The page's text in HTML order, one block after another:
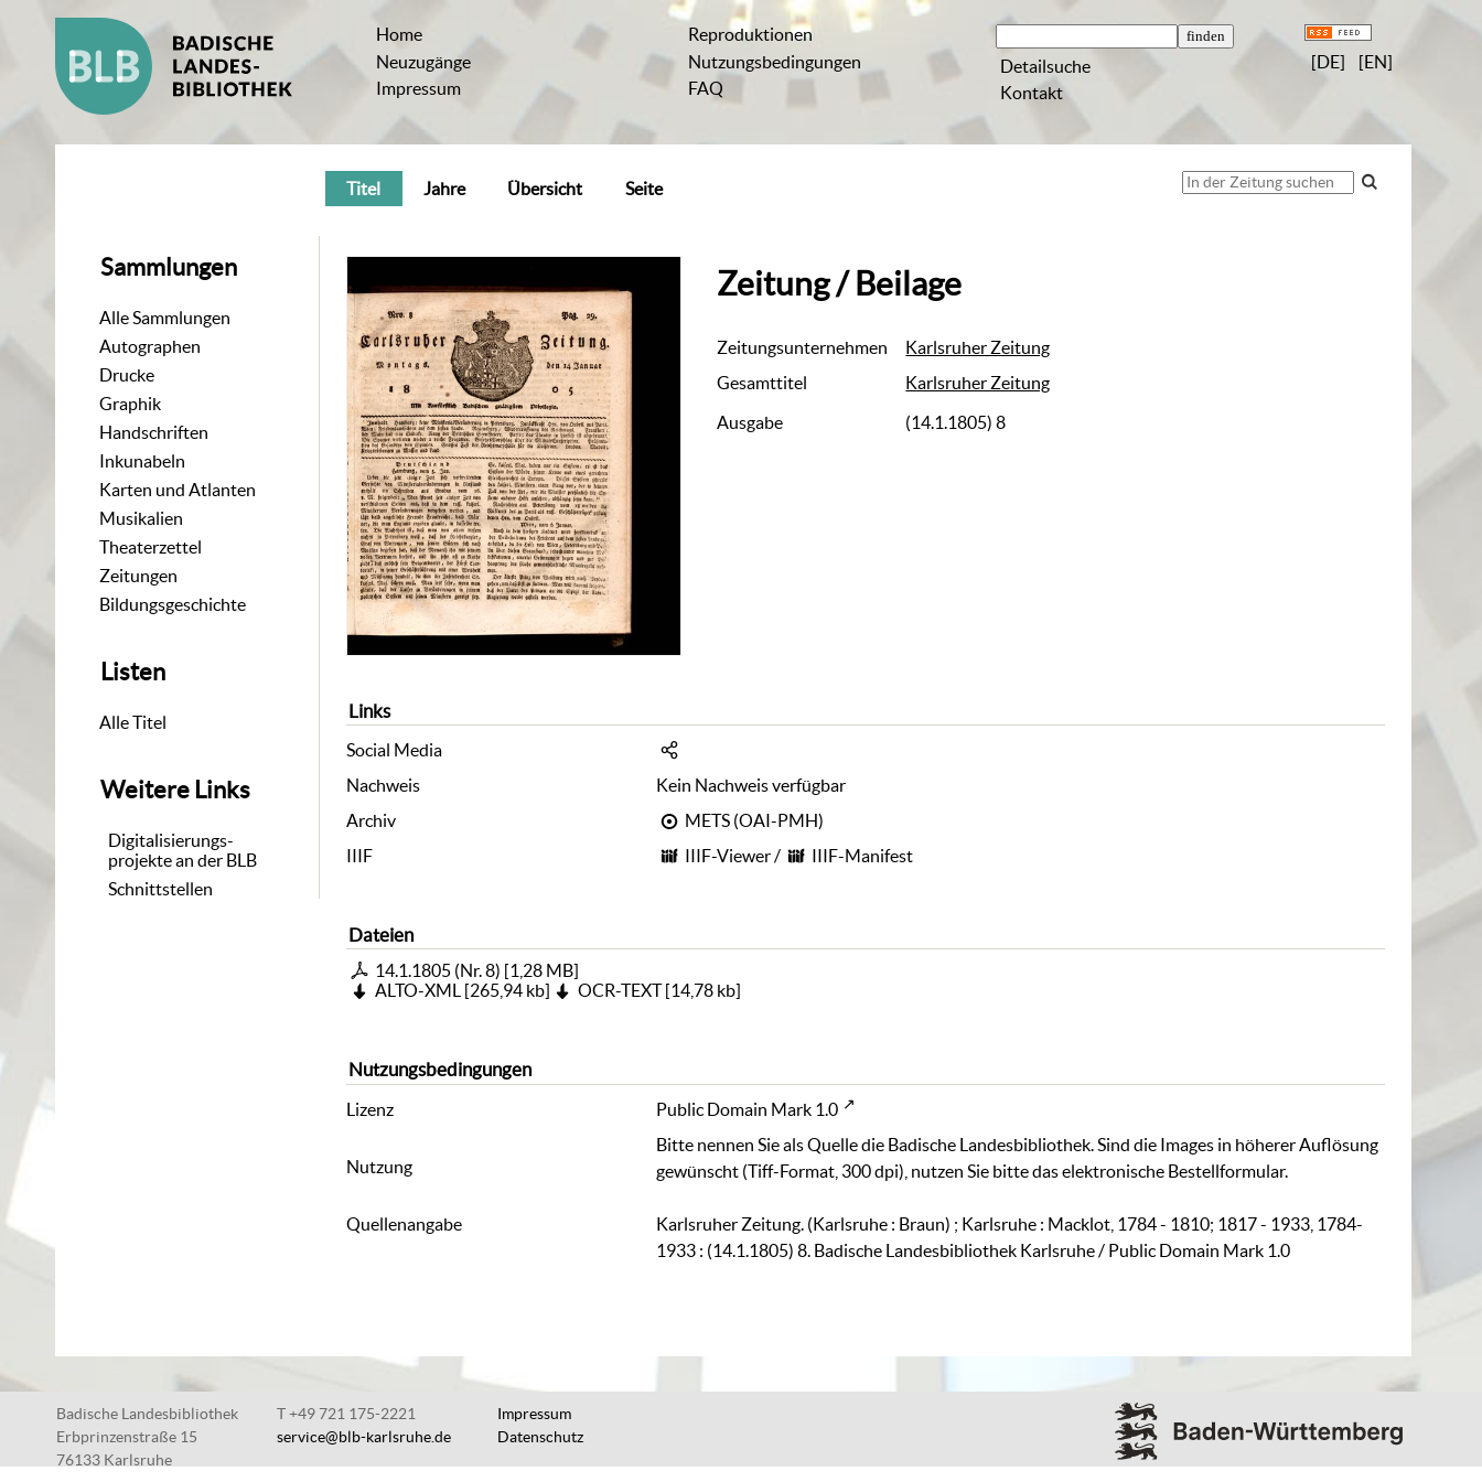
Home
Neuzugänge
Impressum
Reproduktionen
Nutzungsbedingungen
FAQ
Detailsuche
Kontakt
[DE] [EN]
Sammlungen
Alle Sammlungen
Autographen
Drucke
Graphik
Handschriften
Inkunabeln
Karten und Atlanten
Musikalien
Theaterzettel
Zeitungen
Bildungsgeschichte
Listen
Alle Titel
Weitere Links
Digitalisierungs-
projekte an der BLB
Schnittstellen
Titel Jahre Übersicht Seite
Zeitung / Beilage
Zeitungsunternehmen
Karlsruher Zeitung
Gesamttitel
Karlsruher Zeitung
Ausgabe
(14.1.1805) 8
Links
Social Media
Nachweis
Kein Nachweis verfügbar
Archiv
METS (OAI-PMH)
IIIF
IIIF-Viewer/ IIIF-Manifest
Dateien
14.1.1805 (Nr. 8) [1,28 MB]
ALTO-XML
[265,94 kb] OCR-TEXT[14,78 kb]
Nutzungsbedingungen
Lizenz Public Domain Mark 1.0
Nutzung
Bitte nennen Sie als Quelle die Badische Landesbibliothek. Sind die Images in höherer Auflösung
gewünscht (Tiff-Format, 300 dpi), nutzen Sie bitte daselektronische Bestellformular.
Quellenangabe
Karlsruher Zeitung. (Karlsruhe : Braun) ; Karlsruhe : Macklot, 1784 - 1810; 1817 - 1933, 1784-
1933 : (14.1.1805) 8. Badische Landesbibliothek Karlsruhe / Public Domain Mark 1.0
Badische Landesbibliothek
Erbprinzenstraße 15
76133 Karlsruhe
T +49 721 175-2221
service@blb-karlsruhe.de
Impressum
Datenschutz